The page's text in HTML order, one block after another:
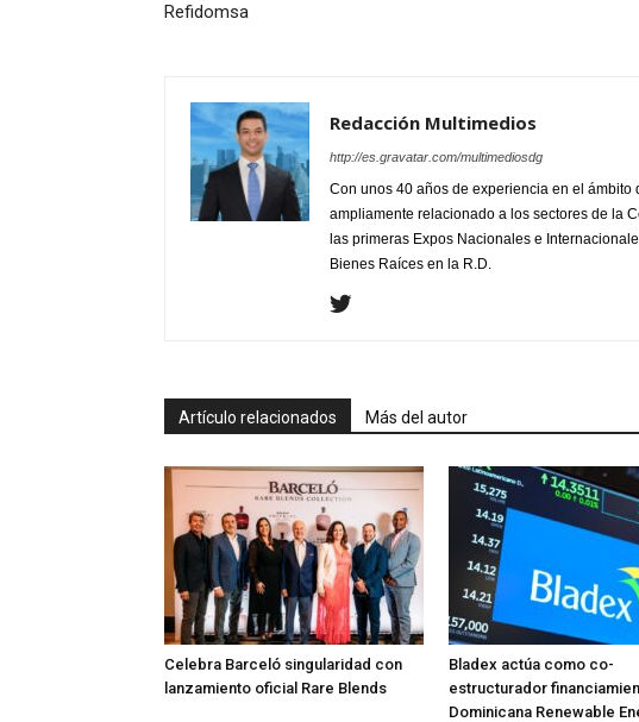
Refidomsa
Redacción Multimedios
http://es.gravatar.com/multimediosdg
Con unos 40 años de experiencia en el
ampliamente relacionado a los sectores de la
las primeras Expos Nacionales e
Bienes Raíces en la R.D.
Artículo relacionados Más del autor
Celebra Barceló singularidad con
lanzamiento oficial Rare Blends
Bladex actúa como co-
estructurador
Dominicana Renewable